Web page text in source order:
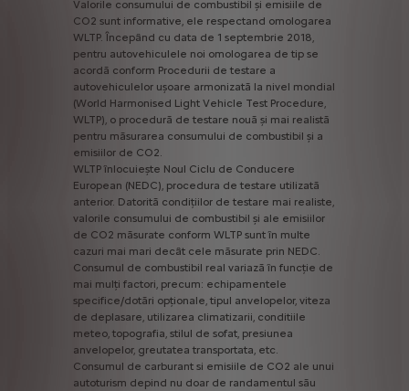
Valorile consumului de combustibil și emisiile de
CO2 sunt informative, ele respectand omologarea
WLTP. Începând cu data de 1 septembrie 2018,
pentru autovehiculele noi omologarea de tip se
acordă conform Procedurii de testare a
autovehiculelor ușoare armonizată la nivel mondial
(World Harmonised Light Vehicle Test Procedure,
WLTP), o procedură de testare nouă și mai realistă
pentru măsurarea consumului de combustibil și a
emisiilor de CO2.
WLTP înlocuiește Noul Ciclu de Conducere
European (NEDC), procedura de testare utilizată
anterior. Datorită condițiilor de testare mai realiste,
valorile consumului de combustibil și ale emisiilor
de CO2 măsurate conform WLTP sunt în multe
cazuri mai mari decât cele măsurate prin NEDC.
Consumul de combustibil real variază în funcție de
mai mulți factori, precum: echipamentele
specifice/dotări opționale, tipul anvelopelor, viteza
de deplasare, utilizarea climatizarii, conditiile
meteo, topografia, stilul de sofat, presiunea
anvelopelor, greutatea transportata, etc.
Consumul de carburant si emisiile de CO2 ale unui
autoturism depind nu doar de randamentul său